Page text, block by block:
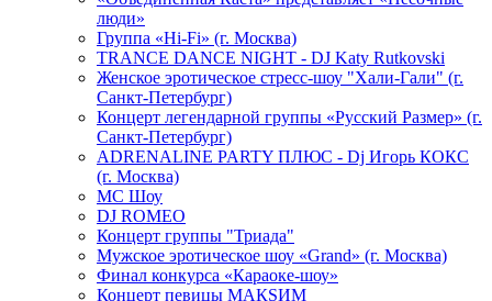
люди»
Группа «Hi-Fi» (г. Москва)
TRANCE DANCE NIGHT - DJ Katy Rutkovski
Женское эротическое стресс-шоу "Хали-Гали" (г.
Санкт-Петербург)
Концерт легендарной группы «Русский Размер» (г.
Санкт-Петербург)
ADRENALINE PARTY ПЛЮС - Dj Игорь КОКС
(г. Москва)
MC Шоу
DJ ROMEO
Концерт группы "Триада"
Мужское эротическое шоу «Grand» (г. Москва)
Финал конкурса «Караоке-шоу»
Концерт певицы МАКSИМ